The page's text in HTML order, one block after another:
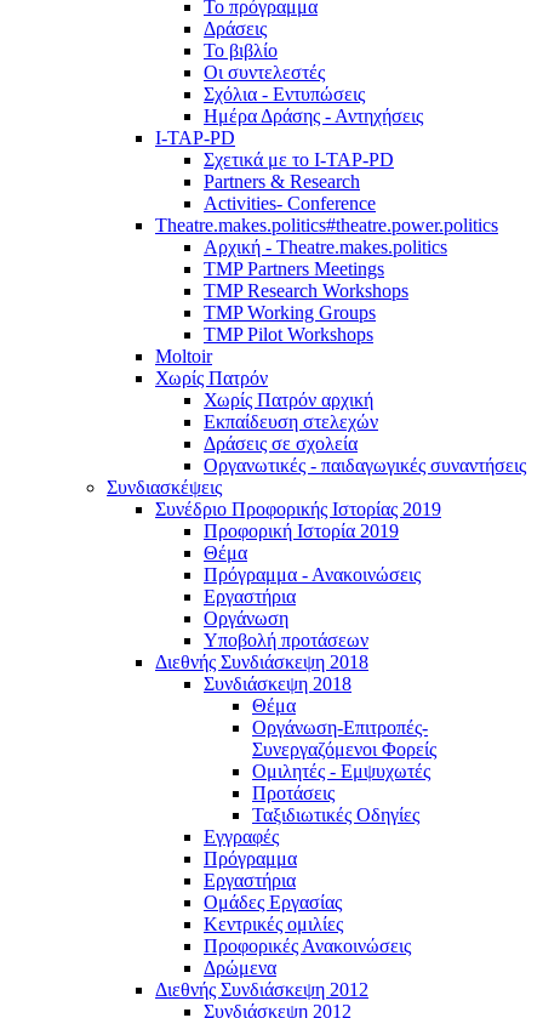
Το πρόγραμμα
Δράσεις
Το βιβλίο
Οι συντελεστές
Σχόλια - Εντυπώσεις
Ημέρα Δράσης - Αντηχήσεις
I-TAP-PD
Σχετικά με το I-TAP-PD
Partners & Research
Activities- Conference
Theatre.makes.politics#theatre.power.politics
Αρχική - Theatre.makes.politics
TMP Partners Meetings
TMP Research Workshops
TMP Working Groups
TMP Pilot Workshops
Moltoir
Χωρίς Πατρόν
Χωρίς Πατρόν αρχική
Εκπαίδευση στελεχών
Δράσεις σε σχολεία
Οργανωτικές - παιδαγωγικές συναντήσεις
Συνδιασκέψεις
Συνέδριο Προφορικής Ιστορίας 2019
Προφορική Ιστορία 2019
Θέμα
Πρόγραμμα - Ανακοινώσεις
Εργαστήρια
Οργάνωση
Υποβολή προτάσεων
Διεθνής Συνδιάσκεψη 2018
Συνδιάσκεψη 2018
Θέμα
Οργάνωση-Επιτροπές-
Συνεργαζόμενοι Φορείς
Ομιλητές - Εμψυχωτές
Προτάσεις
Ταξιδιωτικές Οδηγίες
Εγγραφές
Πρόγραμμα
Εργαστήρια
Ομάδες Εργασίας
Κεντρικές ομιλίες
Προφορικές Ανακοινώσεις
Δρώμενα
Διεθνής Συνδιάσκεψη 2012
Συνδιάσκεψη 2012